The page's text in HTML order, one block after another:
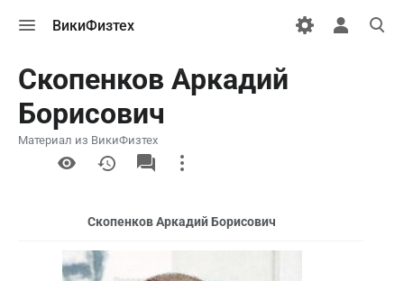
меню
ВикиФизтех
Открыть
поиск
Скопенков Аркадий
Борисович
Материал из ВикиФизтех
More
actions
Скопенков Аркадий Борисович